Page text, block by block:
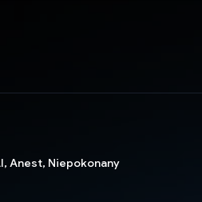
Anest, Niepokonany